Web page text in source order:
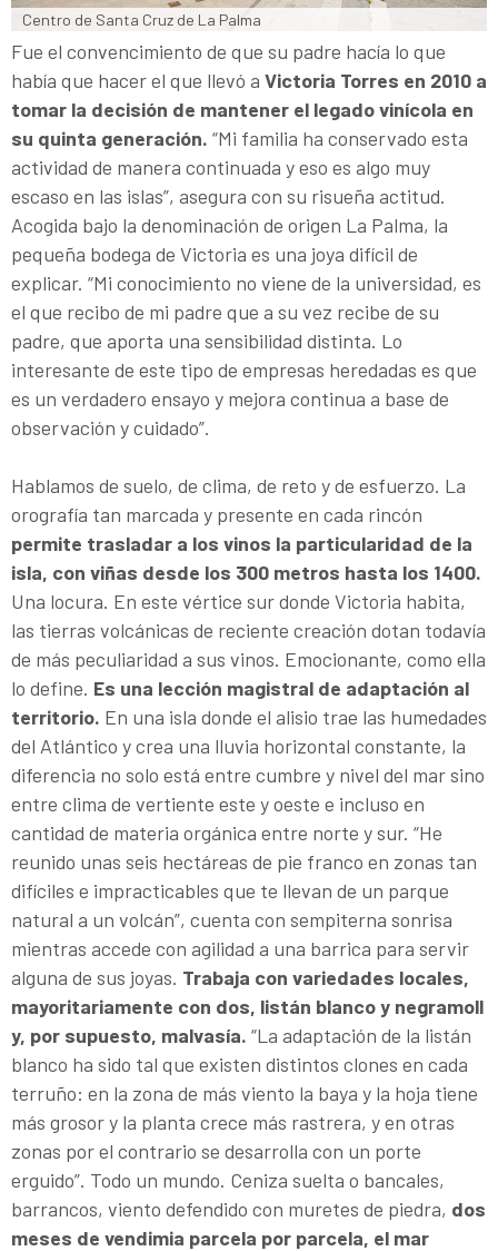
Centro de Santa Cruz de La Palma
Fue el convencimiento de que su padre hacía lo que
había que hacer el que llevó a Victoria Torres en 2010 a
tomar la decisión de mantener el legado vinícola en
su quinta generación. “Mi familia ha conservado esta
actividad de manera continuada y eso es algo muy
escaso en las islas”, asegura con su risueña actitud.
Acogida bajo la denominación de origen La Palma, la
pequeña bodega de Victoria es una joya difícil de
explicar. “Mi conocimiento no viene de la universidad, es
el que recibo de mi padre que a su vez recibe de su
padre, que aporta una sensibilidad distinta. Lo
interesante de este tipo de empresas heredadas es que
es un verdadero ensayo y mejora continua a base de
observación y cuidado”.
Hablamos de suelo, de clima, de reto y de esfuerzo. La
orografía tan marcada y presente en cada rincón
permite trasladar a los vinos la particularidad de la
isla, con viñas desde los 300 metros hasta los 1400.
Una locura. En este vértice sur donde Victoria habita,
las tierras volcánicas de reciente creación dotan todavía
de más peculiaridad a sus vinos. Emocionante, como ella
lo define. Es una lección magistral de adaptación al
territorio. En una isla donde el alisio trae las humedades
del Atlántico y crea una lluvia horizontal constante, la
diferencia no solo está entre cumbre y nivel del mar sino
entre clima de vertiente este y oeste e incluso en
cantidad de materia orgánica entre norte y sur. “He
reunido unas seis hectáreas de pie franco en zonas tan
difíciles e impracticables que te llevan de un parque
natural a un volcán”, cuenta con sempiterna sonrisa
mientras accede con agilidad a una barrica para servir
alguna de sus joyas. Trabaja con variedades locales,
mayoritariamente con dos, listán blanco y negramoll
y, por supuesto, malvasía. “La adaptación de la listán
blanco ha sido tal que existen distintos clones en cada
terruño: en la zona de más viento la baya y la hoja tiene
más grosor y la planta crece más rastrera, y en otras
zonas por el contrario se desarrolla con un porte
erguido”. Todo un mundo. Ceniza suelta o bancales,
barrancos, viento defendido con muretes de piedra, dos
meses de vendimia parcela por parcela, el mar